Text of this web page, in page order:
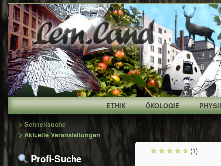
ETHIK ÖKOLOGIE
(1)
Primary
Sidebar
> Schnellsuche
> Aktuelle Veranstaltungen
Profi-Suche